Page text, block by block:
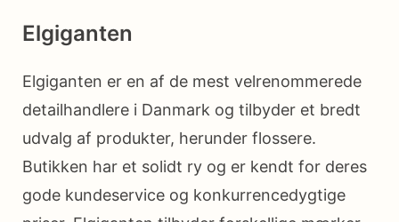
Elgiganten
Elgiganten er en af de mest velrenommerede
detailhandlere i Danmark og tilbyder et bredt
udvalg af produkter, herunder flossere.
Butikken har et solidt ry og er kendt for deres
gode kundeservice og konkurrencedygtige